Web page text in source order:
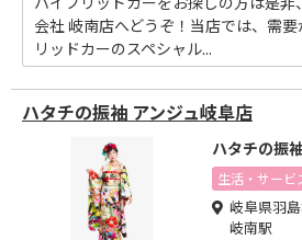
会社 岐南店へどうぞ！当店では、需
リッドカーのスペシャル...
ハタチの振袖 アンジュ岐阜店
ハタチの振
生活・サービ
岐阜県羽
岐南駅